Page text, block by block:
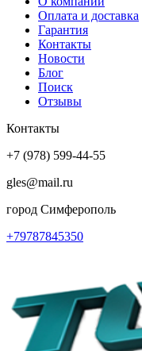
Оплата и доставка
Гарантия
Контакты
Новости
Блог
Поиск
Отзывы
Контакты
+7 (978) 599-44-55
gles@mail.ru
город Симферополь
+79787845350